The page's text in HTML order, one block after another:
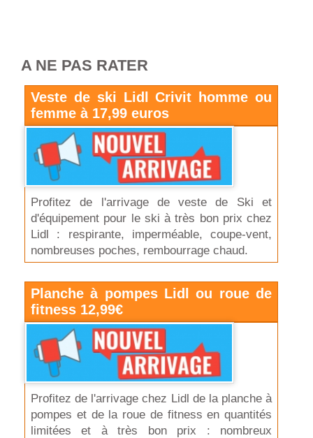
A NE PAS RATER
Veste de ski Lidl Crivit homme ou
femme à 17,99 euros
Profitez de l'arrivage de veste de Ski et
d'équipement pour le ski à très bon prix chez
Lidl : respirante, imperméable, coupe-vent,
nombreuses poches, rembourrage chaud.
Planche à pompes Lidl ou roue de
fitness 12,99€
Profitez de l'arrivage chez Lidl de la planche à
pompes et de la roue de fitness en quantités
limitées et à très bon prix : nombreux